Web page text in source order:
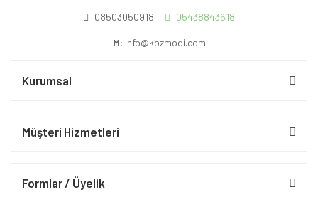
08503050918 05438843618
M: info@kozmodi.com
Kurumsal
Müşteri Hizmetleri
Formlar / Üyelik